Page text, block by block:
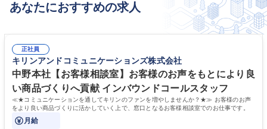
あなたにおすすめの求人
正社員
キリンアンドコミュニケーションズ株式会社
中野本社【お客様相談室】お客様のお声をもとにより良
い商品づくりへ貢献 インバウンドコールスタッフ
≪★コミュニケーションを通してキリンのファンを増やしませんか？★≫ お客様のお声
をより良い商品づくりに活かしていく上で、窓口となるお客様相談室でのお仕事です。
月給